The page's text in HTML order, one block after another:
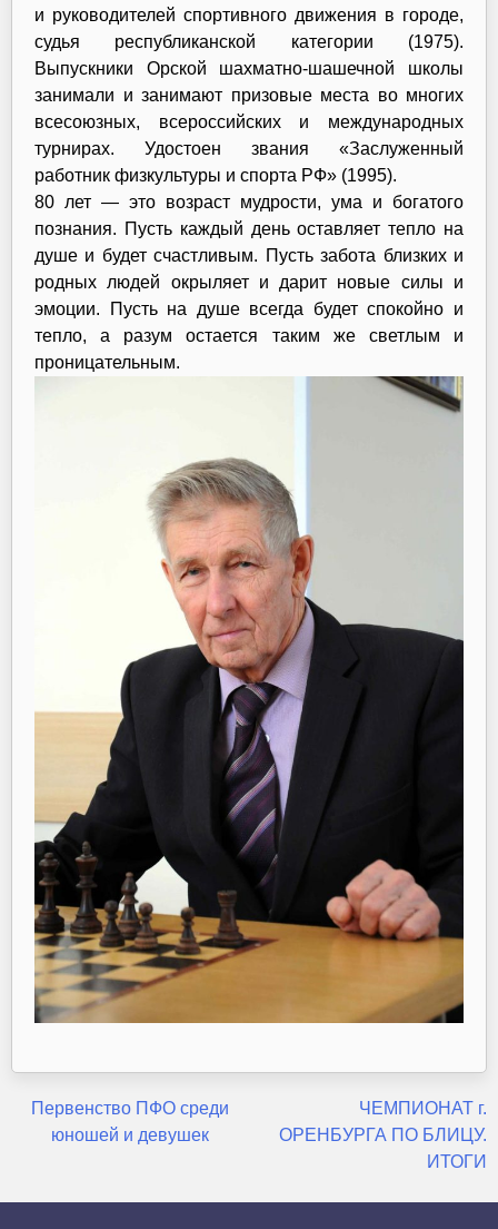
и руководителей спортивного движения в городе,
судья республиканской категории (1975).
Выпускники Орской шахматно-шашечной школы
занимали и занимают призовые места во многих
всесоюзных, всероссийских и международных
турнирах. Удостоен звания «Заслуженный
работник физкультуры и спорта РФ» (1995).
80 лет — это возраст мудрости, ума и богатого
познания. Пусть каждый день оставляет тепло на
душе и будет счастливым. Пусть забота близких и
родных людей окрыляет и дарит новые силы и
эмоции. Пусть на душе всегда будет спокойно и
тепло, а разум остается таким же светлым и
проницательным.
Навигация
Первенство ПФО среди
юношей и девушек
ЧЕМПИОНАТ г.
ОРЕНБУРГА ПО БЛИЦУ.
ИТОГИ